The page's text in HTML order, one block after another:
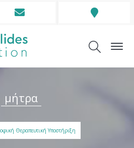
Envelope
Address
μήτρα
Θεραπευτική Υποστήριξη